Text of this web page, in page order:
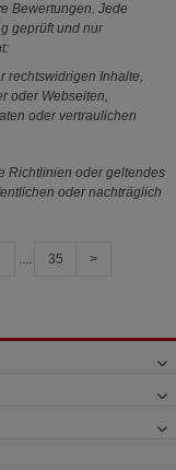
Bewertungen. Jede
geprüft und nur
rechtswidrigen Inhalte,
oder Webseiten,
oder vertraulichen
Richtlinien oder geltendes
oder nachträglich
.... 35 >